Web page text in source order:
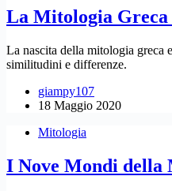
La Mitologia Greca
La nascita della mitologia greca
similitudini e differenze.
giampy107
18 Maggio 2020
Mitologia
I Nove Mondi della